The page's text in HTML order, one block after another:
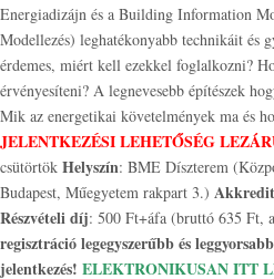
Energiadizájn és a Building Information
Modellezés) leghatékonyabb technikáit és
érdemes, miért kell ezekkel foglalkozni?
érvényesíteni? A legnevesebb építészek
Mik az energetikai követelmények ma és
JELENTKEZÉSI LEHETŐSÉG
csütörtök Helyszín: BME Díszterem
Budapest, Műegyetem rakpart 3.)
Részvételi díj: 500 Ft+áfa (bruttó 635 Ft,
regisztráció legegyszerűbb és
jelentkezés! ELEKTRONIKUSAN ITT